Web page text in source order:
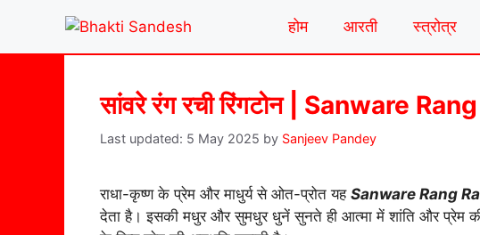
content
होम आरती स्त्रोत्र
सांवरे रंग रची रिंगटोन | Sanware
5 May 2025 by Sanjeev Pandey
राधा-कृष्ण के प्रेम और माधुर्य से ओत-प्रोत यह Sanware Rang
देता है। इसकी मधुर और सुमधुर धुनें सुनते ही आत्मा में शांति और प्रेम